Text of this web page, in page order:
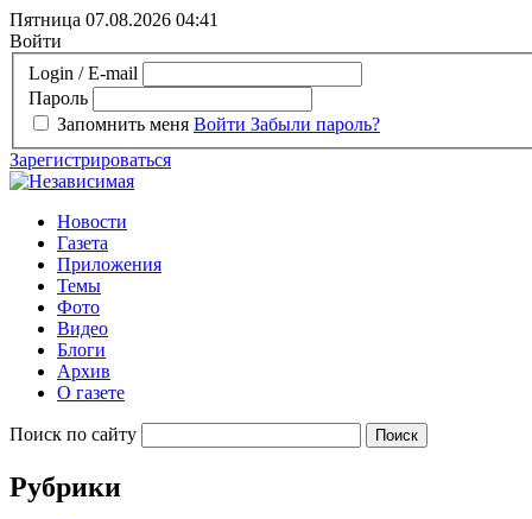
Пятница 07.08.2026 04:41
Войти
Login / E-mail
Пароль
Запомнить меня Войти Забыли пароль?
Зарегистрироваться
Новости
Газета
Приложения
Темы
Фото
Видео
Блоги
Архив
О газете
Поиск по сайту
Рубрики